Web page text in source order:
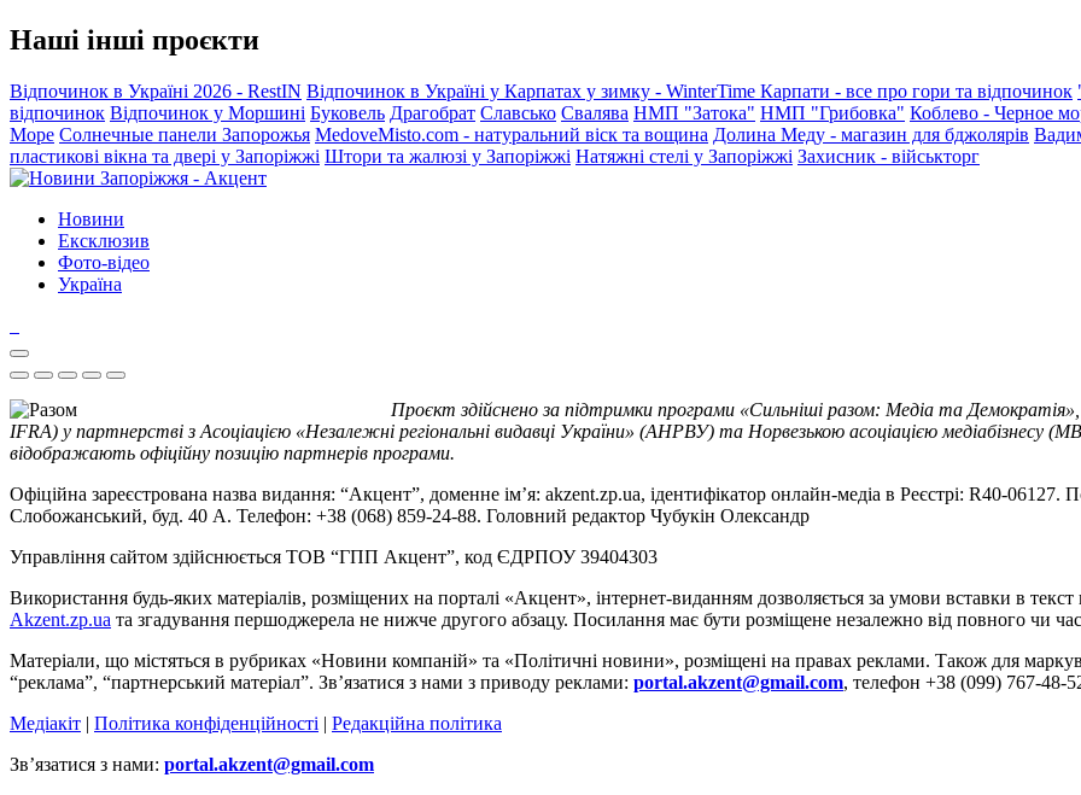
Наші інші проєкти
Відпочинок в Україні 2026 - RestIN Відпочинок в Україні у Карпатах у зимку - WinterTime Карпати - все про гори та відпочинок
відпочинок Відпочинок у Моршині Буковель Драгобрат Славсько Свалява НМП "Затока" НМП "Грибовка" Коблево - Черное
Море Солнечные панели Запорожья MedoveMisto.com - натуральний віск та вощина Долина Меду - магазин для бджолярів
пластикові вікна та двері у Запоріжжі Штори та жалюзі у Запоріжжі Натяжні стелі у Запоріжжі Захисник - військторг
Новини
Ексклюзив
Фото-відео
Україна
Проєкт здійснено за підтримки програми «Сильніші разом: Медіа та
IFRA) у партнерстві з Асоціацією «Незалежні регіональні видавці України» (АНРВУ) та Норвезькою асоціацією медіабізнесу
відображають офіційну позицію партнерів програми.
Офіційна зареєстрована назва видання: “Акцент”, доменне ім’я: akzent.zp.ua, ідентифікатор онлайн-медіа в Реєстрі: R40-
Слобожанський, буд. 40 А. Телефон: +38 (068) 859-24-88. Головний редактор Чубукін Олександр
Управління сайтом здійснюється ТОВ “ГПП Акцент”, код ЄДРПОУ 39404303
Використання будь-яких матеріалів, розміщених на порталі «Акцент», інтернет-виданням дозволяється за умови вставки в
Akzent.zp.ua та згадування першоджерела не нижче другого абзацу. Посилання має бути розміщене незалежно від повного чи
Матеріали, що містяться в рубриках «Новини компаній» та «Політичні новини», розміщені на правах реклами. Також для
“реклама”, “партнерський матеріал”. Зв’язатися з нами з приводу реклами: portal.akzent@gmail.com, телефон +38 (099) 767-48-
Медіакіт | Політика конфіденційності | Редакційна політика
Зв’язатися з нами: portal.akzent@gmail.com